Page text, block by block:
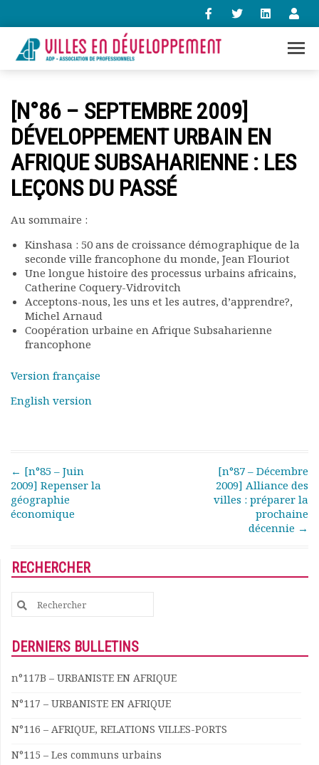
contact@villes-developpement.org
Accueil
L’association
Qui sommes-nous ?
Le bureau
Statuts de l’association
Vie de l’association
Calendrier des activités
Assemblées générales
Comptes rendus mensuels
Rapports moraux
Rapports financiers
Le bulletin
Présentation du bulletin
Kiosk
Ressources
Nos actions
Podcast-AdP
Concours vidéo
Nos partenaires
Evénements
Publications et rapports
Documents
Les adhérents
Offres d’emploi
Forum
Nous contacter
[N°86 – SEPTEMBRE 2009]
DÉVELOPPEMENT URBAIN EN
AFRIQUE SUBSAHARIENNE : LES
LEÇONS DU PASSÉ
Au sommaire :
Kinshasa : 50 ans de croissance démographique de la
seconde ville francophone du monde, Jean Flouriot
Une longue histoire des processus urbains africains,
Catherine Coquery-Vidrovitch
Acceptons-nous, les uns et les autres, d’apprendre?,
Michel Arnaud
Coopération urbaine en Afrique Subsaharienne
francophone
Version française
English version
Post navigation
← [n°85 – Juin
2009] Repenser la
géographie
économique
[n°87 – Décembre
2009] Alliance des
villes : préparer la
prochaine
décennie →
RECHERCHER
Search
for:
DERNIERS BULLETINS
n°117B – URBANISTE EN AFRIQUE
N°117 – URBANISTE EN AFRIQUE
N°116 – AFRIQUE, RELATIONS VILLES-PORTS
N°115 – Les communs urbains